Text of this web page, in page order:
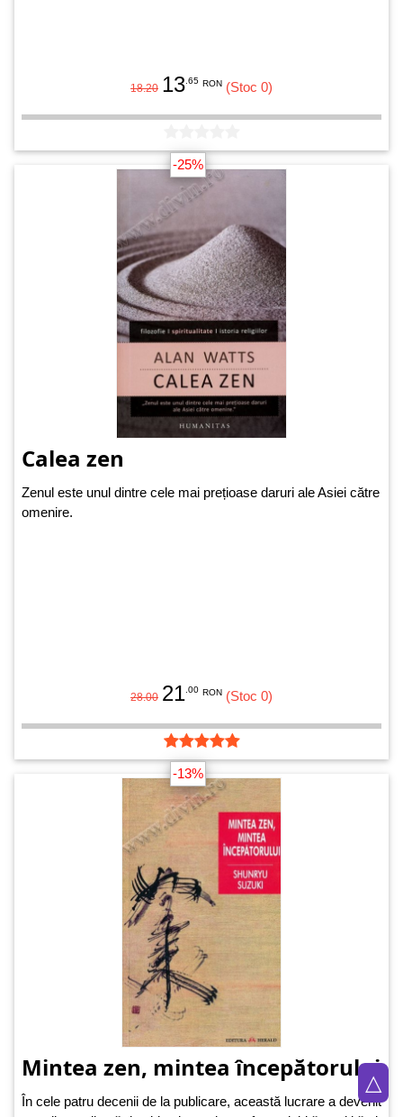
18.20 13 .65 RON (Stoc 0)
-25%
Calea zen
Zenul este unul dintre cele mai prețioase daruri ale Asiei către
omenire.
28.00 21 .00 RON (Stoc 0)
-13%
Mintea zen, mintea începătorului
În cele patru decenii de la publicare, această lucrare a devenit
△